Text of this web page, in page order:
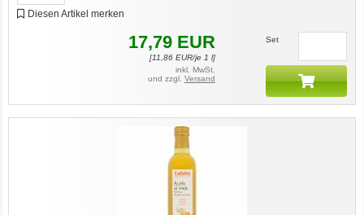
Diesen Artikel merken
17,79 EUR
[11,86EUR/je 1 l]
inkl. MwSt.
und zzgl. Versand
Set